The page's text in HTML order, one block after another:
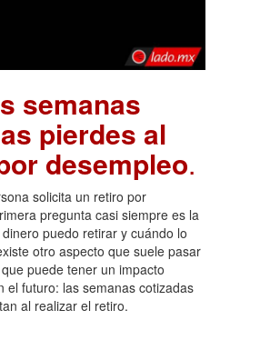
semanas
pierdes al
desempleo.
solicita un retiro por
pregunta casi siempre es la
puedo retirar y cuándo lo
otro aspecto que suele pasar
puede tener un impacto
el futuro: las semanas cotizadas
al realizar el retiro.